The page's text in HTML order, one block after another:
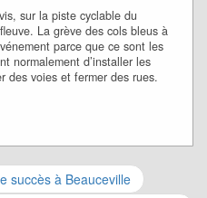
sur la piste cyclable du
La grève des cols bleus à
parce que ce sont les
normalement d’installer les
des voies et fermer des rues.
succès à Beauceville